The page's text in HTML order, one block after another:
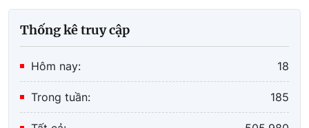
Thống kê truy cập
Hôm nay: 18
Trong tuần: 185